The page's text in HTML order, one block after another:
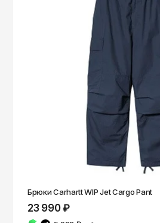
Брюки Carhartt WIP Jet Cargo Pant
23 990 ₽